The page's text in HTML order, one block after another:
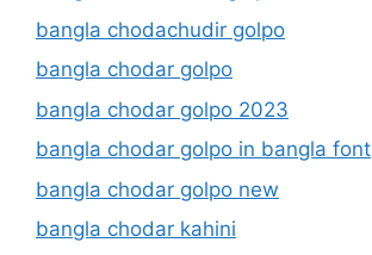
bangla chodachudir golpo
bangla chodar golpo
bangla chodar golpo 2023
bangla chodar golpo in bangla font
bangla chodar golpo new
bangla chodar kahini